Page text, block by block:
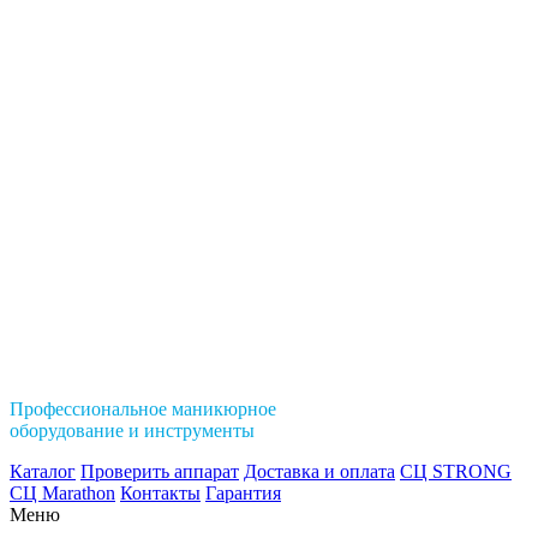
Профессиональное маникюрное
оборудование и инструменты
Каталог Проверить аппарат Доставка и оплата СЦ STRONG
СЦ Marathon Контакты Гарантия
Меню